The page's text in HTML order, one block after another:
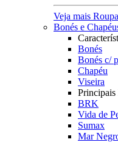
Veja mais
Bonés e
Bonés
Bonés c/
Chapéu
Viseira
Principais
BRK
Vida de
Sumax
Mar